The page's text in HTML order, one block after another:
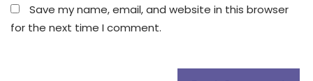
Save my name, email, and website in this browser
for the next time I comment.